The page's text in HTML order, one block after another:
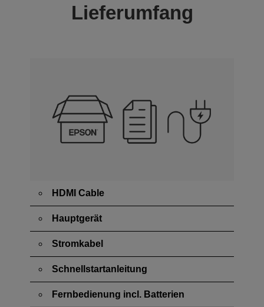
Lieferumfang
HDMI Cable
Hauptgerät
Stromkabel
Schnellstartanleitung
Fernbedienung incl. Batterien